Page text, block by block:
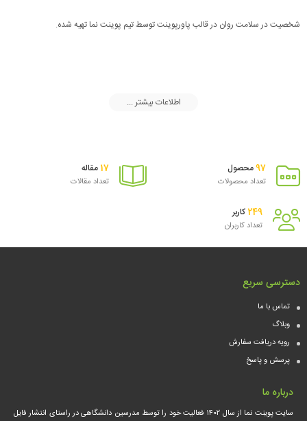
شخصیت در سلامت روان در قالب پاورپوینت توسط تیم پوینت نما تهیه شده.
اطلاعات بیشتر ...
97محصول
تعداد محصولات
17 مقاله
تعداد مقالات
249 کاربر
تعداد کاربران
دسترسی سریع
تماس با ما
وبلاگ
رویه دریافت سفارش
پرسش و پاسخ
درباره ما
سایت پوینت نما از سال ۱۴۰۲ فعالیت خود را توسط مدرسین دانشگاهی در راستای انتشار فایل